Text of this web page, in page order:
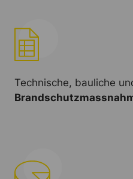
Technische, bauliche